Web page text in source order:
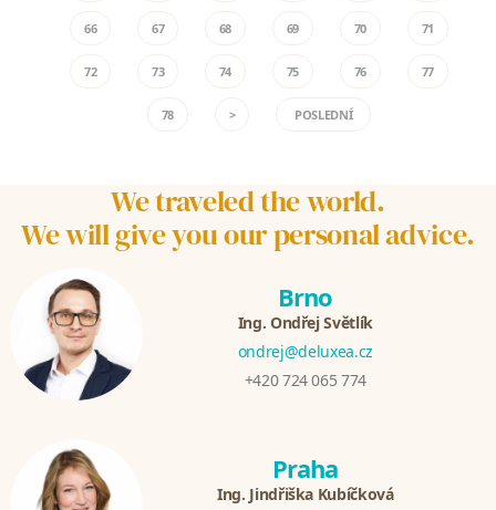
66 67 68 69 70 71
72 73 74 75 76 77
78 > POSLEDNÍ
We traveled the world.
We will give you our personal advice.
Brno
Ing. Ondřej Světlík
ondrej@deluxea.cz
+420 724 065 774
Praha
Ing. Jindřiška Kubíčková